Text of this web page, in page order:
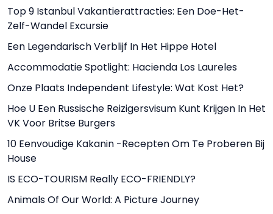
Top 9 Istanbul Vakantierattracties: Een Doe-Het-
Zelf-Wandel Excursie
Een Legendarisch Verblijf In Het Hippe Hotel
Accommodatie Spotlight: Hacienda Los Laureles
Onze Plaats Independent Lifestyle: Wat Kost Het?
Hoe U Een Russische Reizigersvisum Kunt Krijgen In Het
VK Voor Britse Burgers
10 Eenvoudige Kakanin -recepten Om Te Proberen Bij
House
IS ECO-TOURISM Really ECO-FRIENDLY?
Animals Of Our World: A Picture Journey